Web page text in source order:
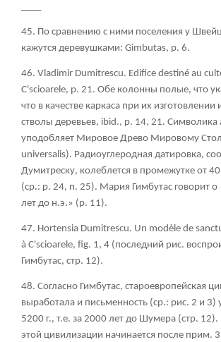
45. По сравнению с ними поселения у
кажутся деревушками: Gimbutas, p. 6.
46. Vladimir Dumitrescu. Edifice destiné au
C'scioarele, p. 21. Обе колонны полые, что
что в качестве каркаса при их изготовлении
стволы деревьев, ibid., р. 14, 21. Символика
уподобляет Мировое Древо Мировому
universalis). Радиоуглеродная датировка,
Думитреску, колеблется в промежутке от
(ср.: р. 24, п. 25). Мария Гимбутас говорит
лет до н.э.» (р. 11).
47. Hortensia Dumitrescu. Un modèle de
à C'scioarele, fig. 1, 4 (последний рис.
Гимбутас, стр. 12).
48. Согласно Гимбутас, староевропейская
выработала и письменность (ср.: рис. 2 и 3)
5200 г., т.е. за 2000 лет до Шумера (стр.
этой цивилизации начинается после прим.